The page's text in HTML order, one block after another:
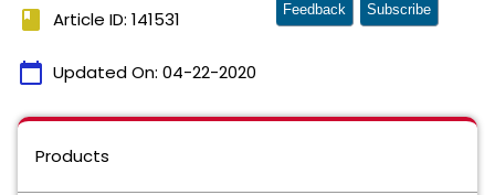
book Article ID: 141531
calendar_today Updated On: 04-22-2020
Feedback Subscribe
Products